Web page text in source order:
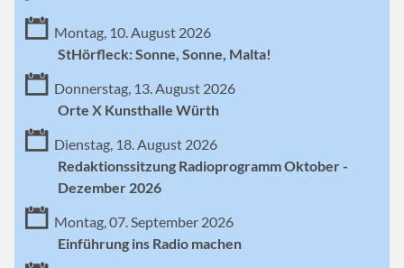
Montag, 10. August 2026
StHörfleck: Sonne, Sonne, Malta!
Donnerstag, 13. August 2026
Orte X Kunsthalle Würth
Dienstag, 18. August 2026
Redaktionssitzung Radioprogramm Oktober -
Dezember 2026
Montag, 07. September 2026
Einführung ins Radio machen